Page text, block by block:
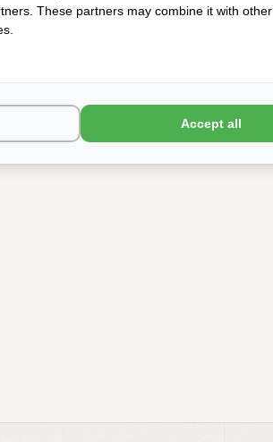
These partners may combine it with
Accept all